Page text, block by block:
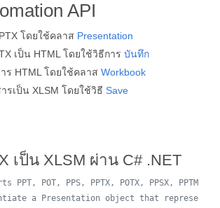
API
โดยใช้คลาส Presentation
เป็น HTML โดยใช้วิธีการ บันทึก
ร HTML โดยใช้คลาส Workbook
รเป็น XLSM โดยใช้วิธี Save
เป็น XLSM ผ่าน C# .NET
PPT, POT, PPS, PPTX, POTX, PPSX, PPTM,
a Presentation object that represents